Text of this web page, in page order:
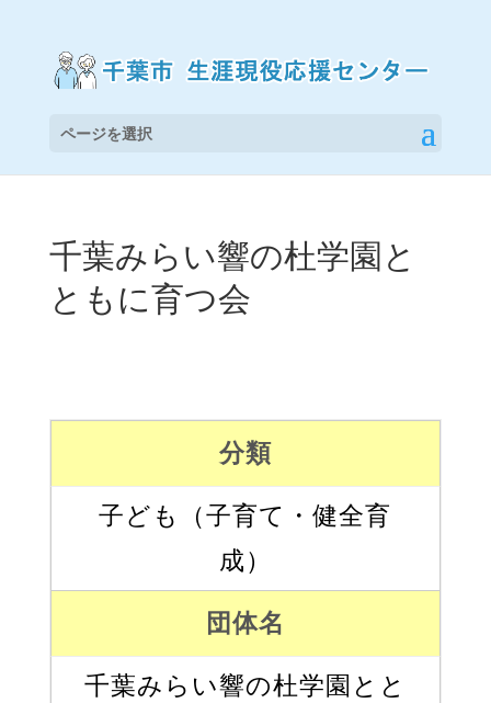
ページを選択
千葉みらい響の杜学園と
ともに育つ会
分類
子ども（子育て・健全育
成）
団体名
千葉みらい響の杜学園とと